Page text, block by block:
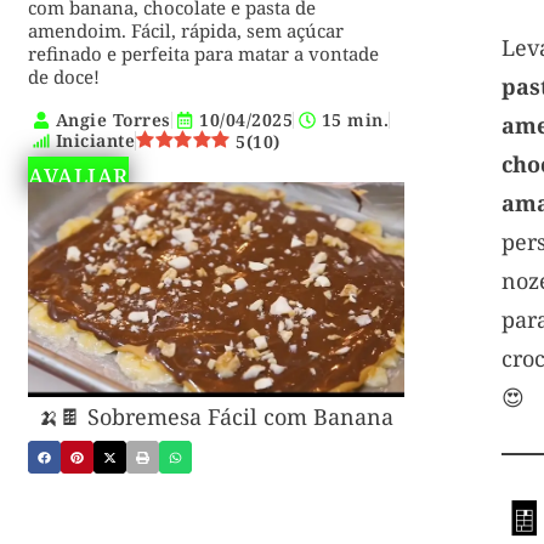
com banana, chocolate e pasta de
amendoim. Fácil, rápida, sem açúcar
refinado e perfeita para matar a vontade
de doce!
Angie Torres 10/04/2025
15 min.
Iniciante
5(10)
AVALIAR
🍌🍫 Sobremesa Fácil com Banana
😍
🧾